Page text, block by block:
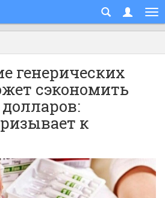
генерических
сэкономить
к